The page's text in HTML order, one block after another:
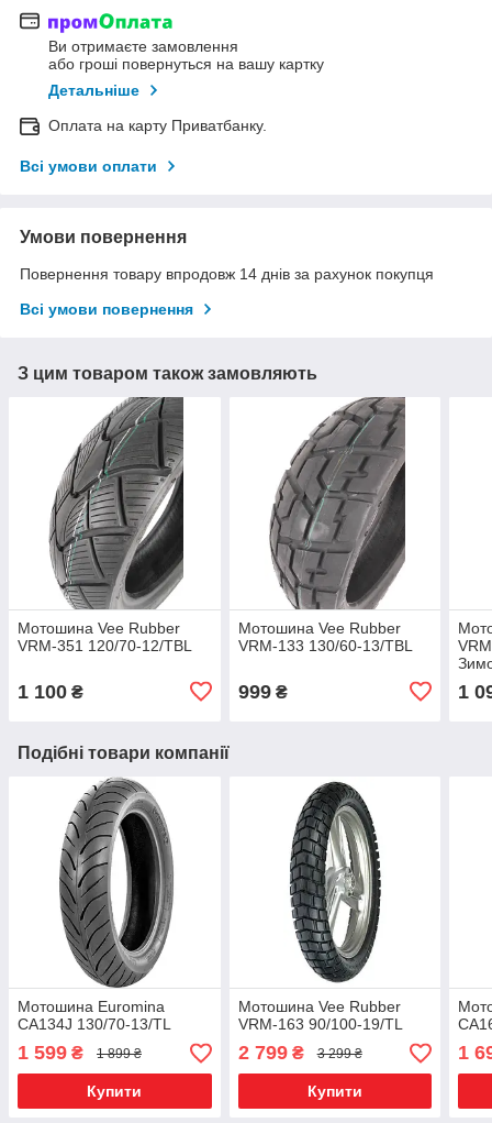
Ви отримаєте замовлення
або гроші повернуться на вашу картку
Детальніше
Оплата на карту Приватбанку.
Всі умови оплати
Умови повернення
Повернення товару впродовж 14 днів за рахунок покупця
Всі умови повернення
З цим товаром також замовляють
Мотошина Vee Rubber
VRM-351 120/70-12/TBL
1 100 ₴
Мотошина Vee Rubber
VRM-133 130/60-13/TBL
999₴ 1
Подібні товари компанії
Мотошина Euromina
CA134J 130/70-13/TL
1 599 ₴ 1 899 ₴
Купити
Мотошина Vee Rubber
VRM-163 90/100-19/TL
2 799₴ 3 299 ₴
Купити
1